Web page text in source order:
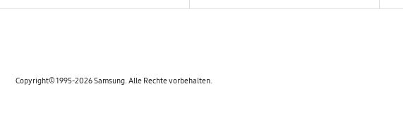
Copyright© 1995-2026 Samsung. Alle Rechte vorbehalten.